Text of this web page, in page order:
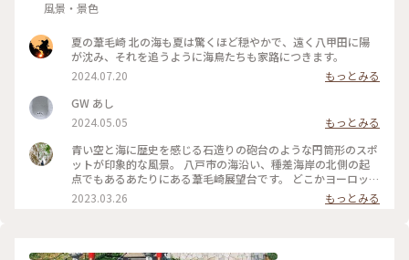
風景・景色
夏の葦毛崎 北の海も夏は驚くほど穏やかで、遠く八甲田に陽
が沈み、それを追うように海鳥たちも家路につきます。
2024.07.20
もっとみる
GW あし
2024.05.05
もっとみる
青い空と海に歴史を感じる石造りの砲台のような円筒形のスポ
ットが印象的な風景。 八戸市の海沿い、種差海岸の北側の起
点でもあるあたりにある葦毛崎展望台です。 どこかヨーロッパ
の海沿いの街か、はたまたラピュタみたいな世界観を感じるこ
の場所は、太平洋戦争の際に旧日本軍の施設だったようで、今
の景色を見ながら歩けるトレイルが整備されているので、お花
2023.03.26 もっとみる